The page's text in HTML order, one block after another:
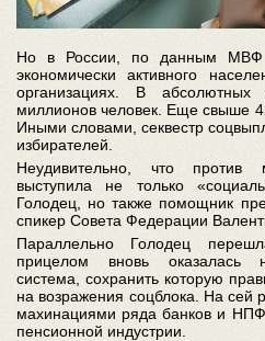
Но в России, по данным
экономически активного
организациях. В
миллионов человек. Еще свыше
Иными словами, секвестр
избирателей.
Неудивительно, что против
выступила не только
Голодец, но также помощник
спикер Совета Федерации
Параллельно Голодец
прицелом вновь оказалась
система, сохранить которую
на возражения соцблока. На сей
махинациями ряда банков и НПФ
пенсионной индустрии.